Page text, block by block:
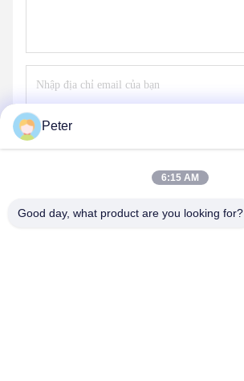
Peter
6:15 AM
Good day, what product are you looking for?